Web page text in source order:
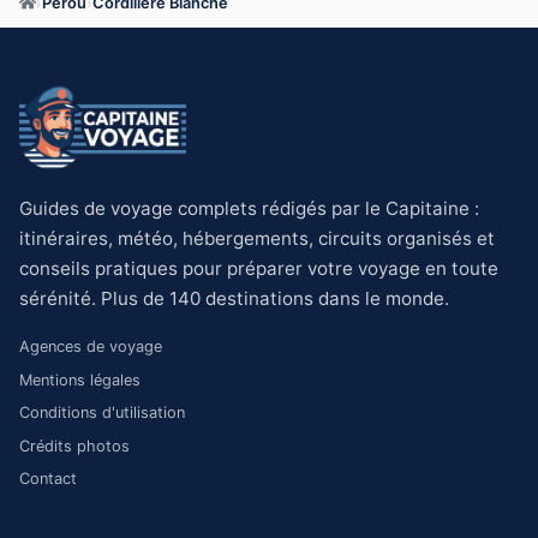
Guides de voyage complets rédigés par le Capitaine :
itinéraires, météo, hébergements, circuits organisés et
conseils pratiques pour préparer votre voyage en toute
sérénité. Plus de 140 destinations dans le monde.
Agences de voyage
Mentions légales
Conditions d'utilisation
Crédits photos
Contact